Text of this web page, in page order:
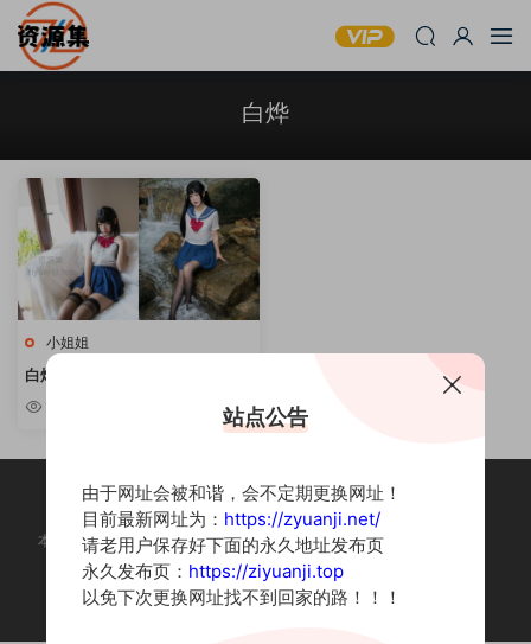
白烨
小姐姐
白烨 – COSPLAY写真资源合集
[持续更新]
本站为摄影写真图片网站，内容来自网络收集整理，仅作个人学习使用。
如有违法内容请联系删除
Copyright © 2022 资源集
站点公告
由于网址会被和谐，会不定期更换网址！
目前最新网址为： https://zyuanji.net/
请老用户保存好下面的永久地址发布页
永久发布页： https://ziyuanji.top
以免下次更换网址找不到回家的路！！！